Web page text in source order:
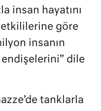
insan hayatını
göre
insanın
dile
tanklarla